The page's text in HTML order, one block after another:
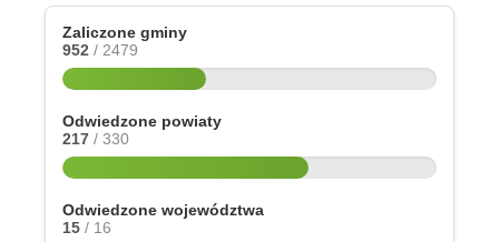
Zaliczone gminy
952 / 2479
Odwiedzone powiaty
217 / 330
Odwiedzone województwa
15 / 16